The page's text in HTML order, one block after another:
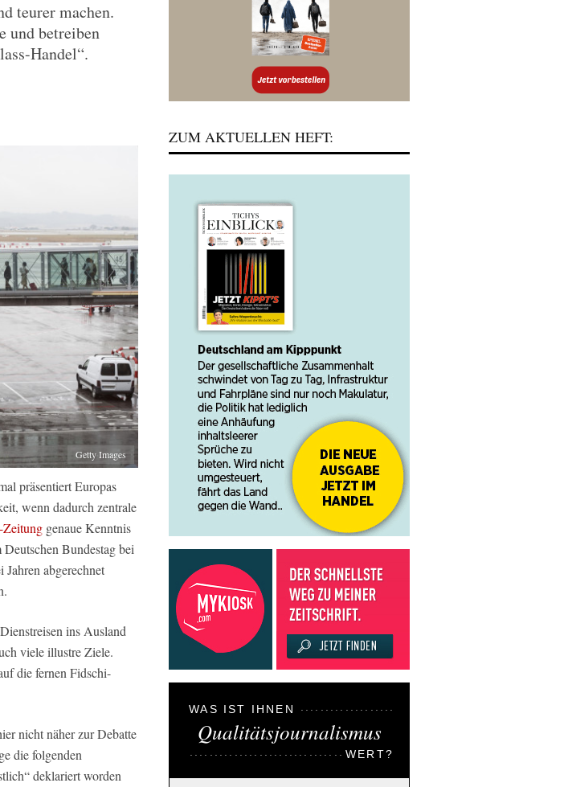
teurer machen.
und betreiben
Handel“.
Getty Images
präsentiert Europas
wenn dadurch zentrale
Zeitung genaue Kenntnis
Bundestag bei
abgerechnet
ins Ausland
viele illustre Ziele.
die fernen Fidschi-
nicht näher zur Debatte
die folgenden
deklariert worden
ZUM AKTUELLEN HEFT:
WAS IST IHNEN
Qualitätsjournalismus
WERT?